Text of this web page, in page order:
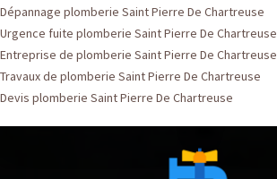
Dépannage plomberie Saint Pierre De Chartreuse
Urgence fuite plomberie Saint Pierre De Chartreuse
Entreprise de plomberie Saint Pierre De Chartreuse
Travaux de plomberie Saint Pierre De Chartreuse
Devis plomberie Saint Pierre De Chartreuse